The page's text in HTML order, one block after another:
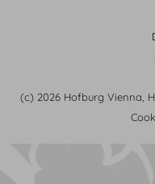
(c) 2026 Hofburg Vienna,